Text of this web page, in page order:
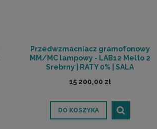
Przedwzmacniacz gramofonowy
MM/MC lampowy - LAB12 Melto 2
Srebrny | RATY 0% | SALA
15 200,00 zł
DO KOSZYKA